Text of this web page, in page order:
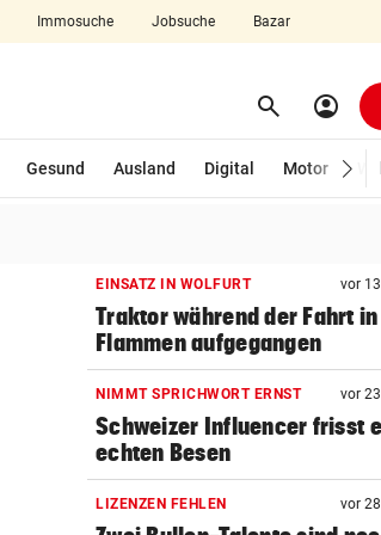
Immosuche Jobsuche Bazar
search Suchen
account_circle
Gesund Ausland Digital Motor
EINSATZ IN WOLFURT vor
Traktor während der Fahrt in
Flammen aufgegangen
NIMMT SPRICHWORT ERNST vor
Schweizer Influencer frisst
echten Besen
LIZENZEN FEHLEN vor